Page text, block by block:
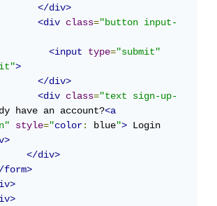
</div>
<div
class="button input-
<input
type="submit"
>
</div>
<div
class="text sign-up-
have an account?<a
style="color: blue"> Login
</div>
form>